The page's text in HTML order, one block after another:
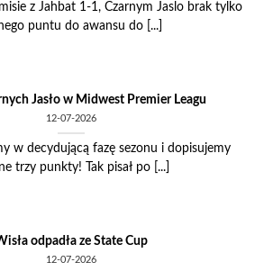
z Jahbat 1-1, Czarnym Jaslo brak tylko
puntu do awansu do [...]
Jasło w Midwest Premier Leagu
12-07-2026
w decydującą fazę sezonu i dopisujemy
trzy punkty! Tak pisał po [...]
odpadła ze State Cup
12-07-2026